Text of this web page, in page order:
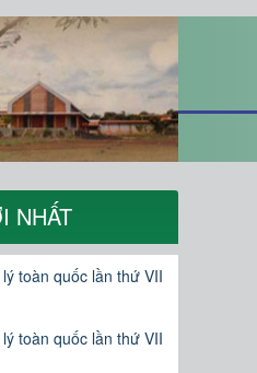
NHẤT
toàn quốc lần thứ VII
toàn quốc lần thứ VII